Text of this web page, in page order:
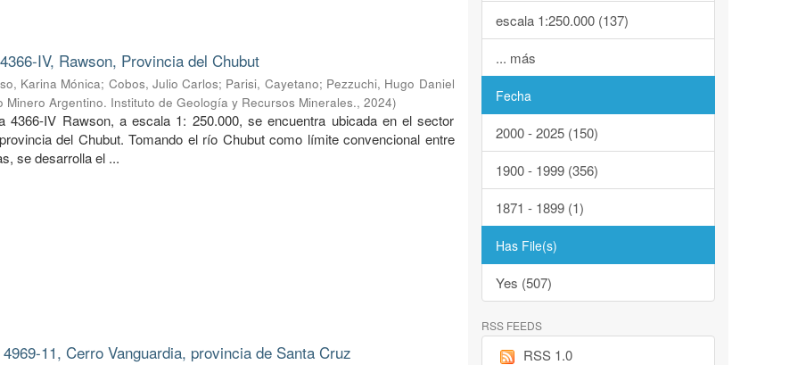
IV, Rawson, Provincia del Chubut
Karina Mónica; Cobos, Julio Carlos; Parisi, Cayetano; Pezzuchi, Hugo Daniel
Minero Argentino. Instituto de Geología y Recursos Minerales.,2024)
4366-IV Rawson, a escala 1: 250.000, se encuentra ubicada en el sector
del Chubut. Tomando el río Chubut como límite convencional entre
se desarrolla el ...
11, Cerro Vanguardia, provincia de Santa Cruz
escala 1:250.000 (137)
... más
Fecha
2000 - 2025 (150)
1900 - 1999 (356)
1871 - 1899 (1)
Has File(s)
Yes (507)
RSS FEEDS
RSS 1.0